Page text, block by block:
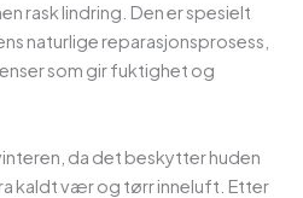
rask lindring. Den er spesielt
naturlige reparasjonsprosess,
som gir fuktighet og
da det beskytter huden
kaldt vær og tørr inneluft. Etter